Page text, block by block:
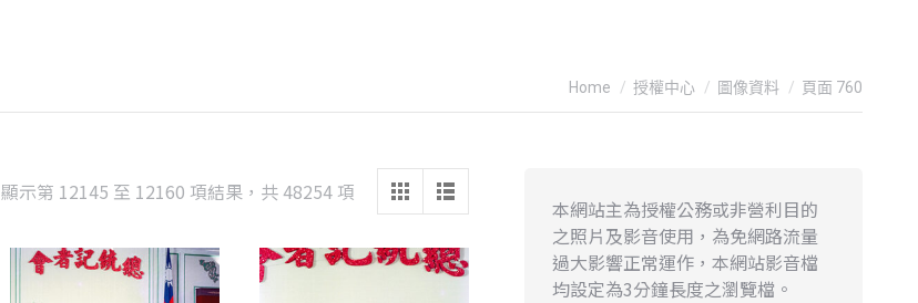
You are here:
Home 授權中心 圖像資料 頁面 760
顯示第 12145 至 12160 項結果，共 48254 項 Sorted
latest
本網站主為授權公務或非營利目的
之照片及影音使用，為免網路流量
過大影響正常運作，本網站影音檔
均設定為3分鐘長度之瀏覽檔。